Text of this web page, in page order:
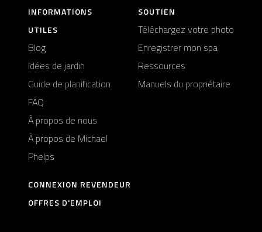
INFORMATIONS
UTILES
Blog
Idées de jardin
Guide de planification
FAQ
À propos de nous
À propos de Michael
Phelps
SOUTIEN
Téléchargez votre photo
Enregistrer mon spa
Ressources
Manuels du propriétaire
CONNEXION REVENDEUR
OFFRES D'EMPLOI